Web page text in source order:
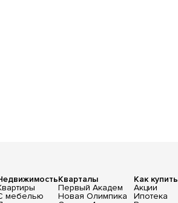
мебелью
Кварталы
Первый Академ
Новая Олимпика
Как купить
Акции
Ипотека